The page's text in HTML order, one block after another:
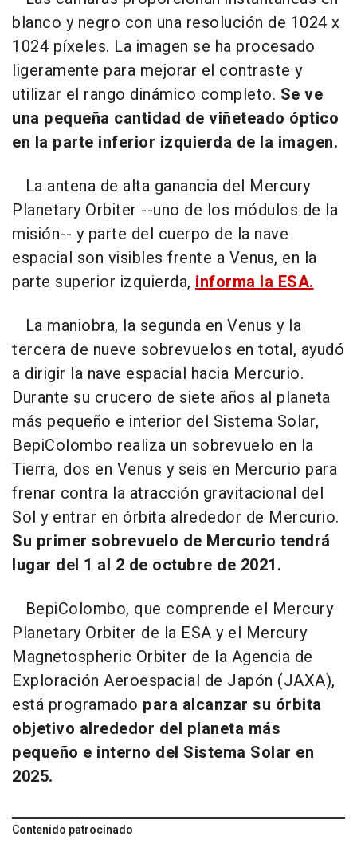
blanco y negro con una resolución de 1024 x
1024 píxeles. La imagen se ha procesado
ligeramente para mejorar el contraste y
utilizar el rango dinámico completo. Se ve
una pequeña cantidad de viñeteado óptico
en la parte inferior izquierda de la imagen.
La antena de alta ganancia del Mercury
Planetary Orbiter --uno de los módulos de la
misión-- y parte del cuerpo de la nave
espacial son visibles frente a Venus, en la
parte superior izquierda, informa la ESA.
La maniobra, la segunda en Venus y la
tercera de nueve sobrevuelos en total, ayudó
a dirigir la nave espacial hacia Mercurio.
Durante su crucero de siete años al planeta
más pequeño e interior del Sistema Solar,
BepiColombo realiza un sobrevuelo en la
Tierra, dos en Venus y seis en Mercurio para
frenar contra la atracción gravitacional del
Sol y entrar en órbita alrededor de Mercurio.
Su primer sobrevuelo de Mercurio tendrá
lugar del 1 al 2 de octubre de 2021.
BepiColombo, que comprende el Mercury
Planetary Orbiter de la ESA y el Mercury
Magnetospheric Orbiter de la Agencia de
Exploración Aeroespacial de Japón (JAXA),
está programado para alcanzar su órbita
objetivo alrededor del planeta más
pequeño e interno del Sistema Solar en
2025.
Contenido patrocinado